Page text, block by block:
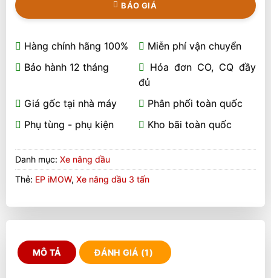
BÁO GIÁ
Hàng chính hãng 100%
Miễn phí vận chuyển
Bảo hành 12 tháng
Hóa đơn CO, CQ đầy
đủ
Giá gốc tại nhà máy
Phân phối toàn quốc
Phụ tùng - phụ kiện
Kho bãi toàn quốc
Danh mục: Xe nâng dầu
Thẻ: EP iMOW, Xe nâng dầu 3 tấn
MÔ TẢ ĐÁNH GIÁ (1)